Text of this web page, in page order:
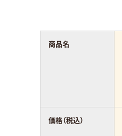
商品名
価格（税込）